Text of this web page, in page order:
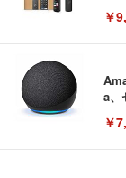
￥
a、
￥